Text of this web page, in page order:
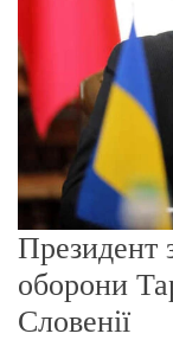
Президент
оборони
Словенії